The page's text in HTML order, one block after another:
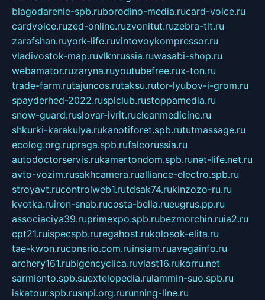
blagodarenie-spb.ruborodino-media.rucard-voice.ru
cardvoice.ruzed-online.ruzvonitut.ruzebra-tlt.ru
zarafshan.ruyork-life.ruvintovoykompressor.ru
vladivostok-map.ruvlknrussia.ruwasabi-shop.ru
webamator.ruzaryna.ruyoutubefree.rux-ton.ru
trade-farm.rutajuncos.rutaksu.rutor-lyubov-i-grom.ru
spayderhed-2022.rusplclub.rustoppamedia.ru
snow-guard.ruslovar-ivrit.rucleanmedicine.ru
shkurki-karakulya.rukanotiforet.spb.rututmassage.ru
ecolog.org.rupraga.spb.rufalcorussia.ru
autodoctorservis.rukamertondom.spb.runet-life.net.ru
avto-vozim.rusakhcamera.rualliance-electro.spb.ru
stroyavt.rucontrolweb1.rutdsak74.rukinzozo-ru.ru
kvotka.ruiron-snab.rucosta-bella.rueugrus.pp.ru
associaciya39.ruprimexpo.spb.rubezmorchin.ruia2.ru
cpt21.ruispecspb.ruregahost.rukolosok-elita.ru
tae-kwon.ruconsrio.com.ruinsiam.ruavegainfo.ru
archery161.rubigencyclica.ruvlast16.rukorru.net
sarmiento.spb.suextelopedia.rulammin-suo.spb.ru
iskatour.spb.rusnpi.org.rurunning-line.ru